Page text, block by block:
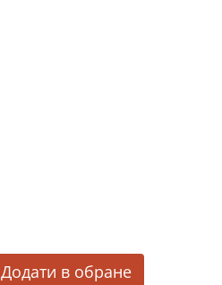
Додати в обране